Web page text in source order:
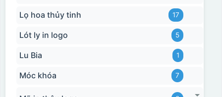
Lọ hoa thủy tinh 17
Lót ly in logo 5
Lu Bia 1
Móc khóa 7